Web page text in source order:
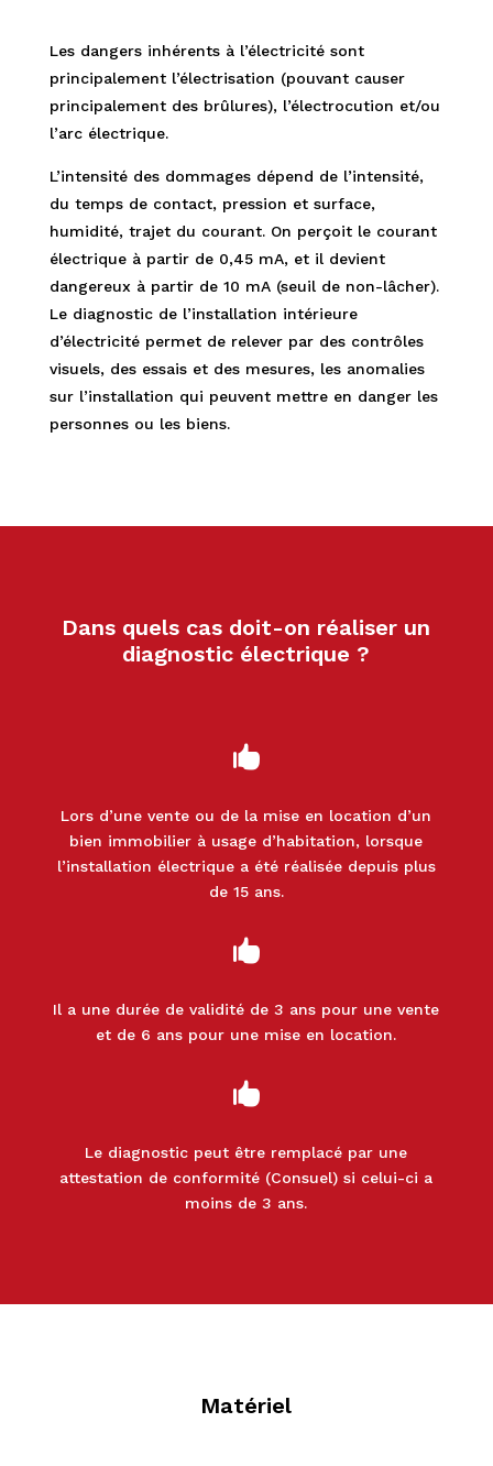
Les dangers inhérents à l’électricité sont
principalement l’électrisation (pouvant causer
principalement des brûlures), l’électrocution et/ou
l’arc électrique.
L’intensité des dommages dépend de l’intensité,
du temps de contact, pression et surface,
humidité, trajet du courant. On perçoit le courant
électrique à partir de 0,45 mA, et il devient
dangereux à partir de 10 mA (seuil de non-lâcher).
Le diagnostic de l’installation intérieure
d’électricité permet de relever par des contrôles
visuels, des essais et des mesures, les anomalies
sur l’installation qui peuvent mettre en danger les
personnes ou les biens.
Dans quels cas doit-on réaliser un
diagnostic électrique ?

Lors d’une vente ou de la mise en location d’un
bien immobilier à usage d’habitation, lorsque
l’installation électrique a été réalisée depuis plus
de 15 ans.

Il a une durée de validité de 3 ans pour une vente
et de 6 ans pour une mise en location.

Le diagnostic peut être remplacé par une
attestation de conformité (Consuel) si celui-ci a
moins de 3 ans.
Matériel